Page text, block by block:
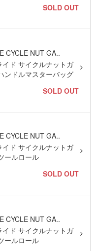
SOLD OUT
CYCLE NUT GA..
イド サイクルナットガ
ンドルマスターバッグ
SOLD OUT
CYCLE NUT GA..
イド サイクルナットガ
ールロール
SOLD OUT
CYCLE NUT GA..
イド サイクルナットガ
ールロール